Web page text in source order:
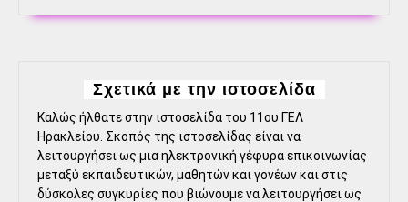
Σχετικά με την ιστοσελίδα
Καλώς ήλθατε στην ιστοσελίδα του 11ου ΓΕΛ
Ηρακλείου. Σκοπός της ιστοσελίδας είναι να
λειτουργήσει ως μια ηλεκτρονική γέφυρα επικοινωνίας
μεταξύ εκπαιδευτικών, μαθητών και γονέων και στις
δύσκολες συγκυρίες που βιώνουμε να λειτουργήσει ως